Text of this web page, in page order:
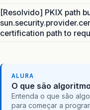
[Resolvido] PKIX path
certification path to
ALURA
O que são
Entenda o que são
para começar a